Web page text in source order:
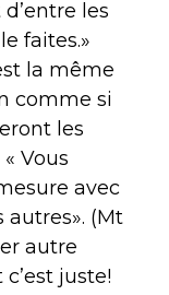
les
faites.»
la même
comme si
les
Vous
avec
autres». (Mt
autre
juste!